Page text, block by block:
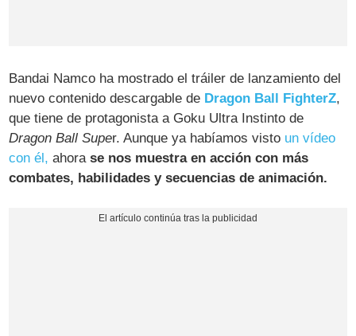
Bandai Namco ha mostrado el tráiler de lanzamiento del
nuevo contenido descargable de Dragon Ball FighterZ,
que tiene de protagonista a Goku Ultra Instinto de
Dragon Ball Super. Aunque ya habíamos visto un vídeo
con él, ahorase nos muestra en acción con más
combates, habilidades y secuencias de animación.